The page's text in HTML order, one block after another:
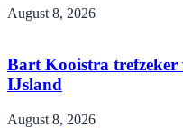
August 8, 2026
Bart Kooistra
IJsland
August 8, 2026